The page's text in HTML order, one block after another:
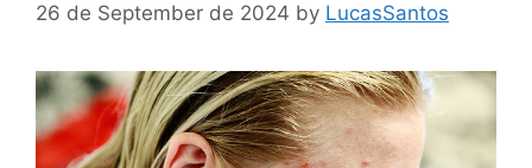
26 de September de 2024 by LucasSantos